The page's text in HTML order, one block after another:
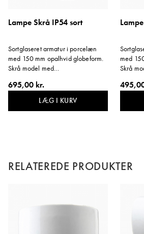
Lampe Skrå IP54 sort
Sortglaseret armatur i porcelæn
med 150 mm opalhvid globeform.
Skrå model med
Glasgevind: 84,5 mm. Diameter
på fatning: 100 mm. E27, 75W.
695,00 kr.
LÆG I KURV
med
Skrå
75W.
G50Y.
RELATEREDE PRODUKTER